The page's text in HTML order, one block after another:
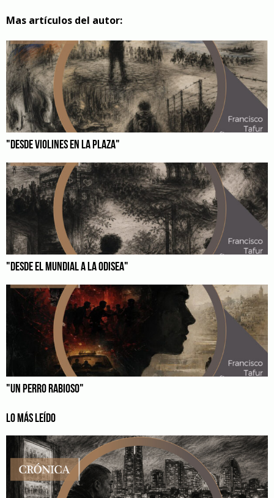
Mas artículos del autor:
"DESDE VIOLINES EN LA PLAZA"
"DESDE EL MUNDIAL A LA ODISEA"
"UN PERRO RABIOSO"
LO MÁS LEÍDO